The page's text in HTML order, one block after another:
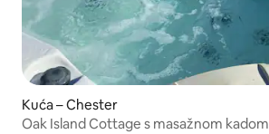
Kuća – Chester
Oak Island Cottage s masažnom kadom